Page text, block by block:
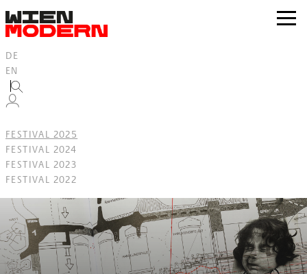
springen
zur
DE
EN
FESTIVAL 2025
FESTIVAL 2024
FESTIVAL 2023
FESTIVAL 2022